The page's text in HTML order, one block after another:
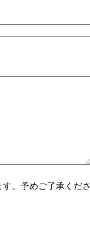
。予めご了承くださ